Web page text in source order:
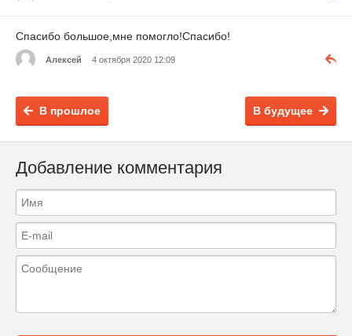
Спасибо большое,мне помогло!Спасибо!
Алексей 4 октября 2020 12:09
В будущее
В прошлое
Добавление комментария